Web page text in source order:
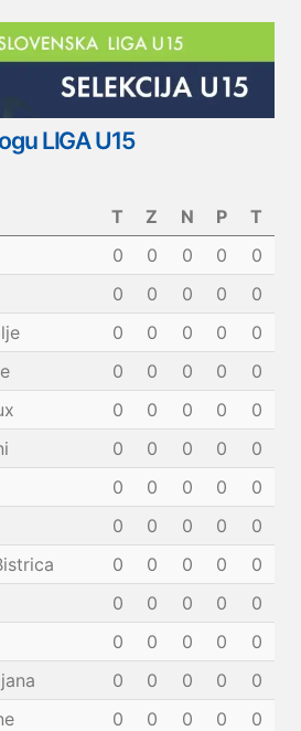
LIGA U15
T Z N P
T
0 0 0 0
0
0 0 0 0
0
0 0 0 0
0
0 0 0 0
0
0 0 0 0
0
0 0 0 0
0
0 0 0 0
0
0 0 0 0
0
0 0 0 0
0
0 0 0 0
0
0 0 0 0
0
0 0 0 0
0
0 0 0 0
0